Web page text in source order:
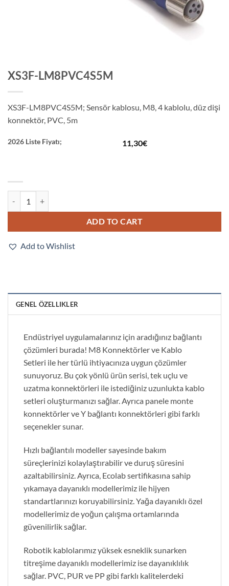
XS3F-LM8PVC4S5M
XS3F-LM8PVC4S5M; Sensör kablosu, M8, 4 kablolu, düz dişi
konnektör, PVC, 5m
2026 Liste Fiyatı; 11,30€
ADD TO CART
Add to Wishlist
GENEL ÖZELLIKLER
Endüstriyel uygulamalarınız için aradığınız bağlantı
çözümleri burada! M8 Konnektörler ve Kablo
Setleri ile her türlü ihtiyacınıza uygun çözümler
sunuyoruz. Bu çok yönlü ürün serisi, tek uçlu ve
uzatma konnektörleri ile istediğiniz uzunlukta kablo
setleri oluşturmanızı sağlar. Ayrıca panele monte
konnektörler ve Y bağlantı konnektörleri gibi farklı
seçenekler sunar.
Hızlı bağlantılı modeller sayesinde bakım
süreçlerinizi kolaylaştırabilir ve duruş süresini
azaltabilirsiniz. Ayrıca, Ecolab sertifikasına sahip
yıkamaya dayanıklı modellerimiz ile hijyen
standartlarınızı koruyabilirsiniz. Yağa dayanıklı özel
modellerimiz de yoğun çalışma ortamlarında
güvenilirlik sağlar.
Robotik kablolarımız yüksek esneklik sunarken
titreşime dayanıklı modellerimiz ise dayanıklılık
sağlar. PVC, PUR ve PP gibi farklı kalitelerdeki